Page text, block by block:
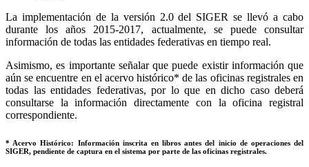
La implementación de la versión 2.0 del SIGER se llevó a cabo
durante los años 2015-2017, actualmente, se puede consultar
información de todas las entidades federativas en tiempo real.
Asimismo, es importante señalar que puede existir información que
aún se encuentre en el acervo histórico* de las oficinas registrales en
todas las entidades federativas, por lo que en dicho caso deberá
consultarse la información directamente con la oficina registral
correspondiente.
* Acervo Histórico: Información inscrita en libros antes del inicio de operaciones del
SIGER, pendiente de captura en el sistema por parte de las oficinas registrales.